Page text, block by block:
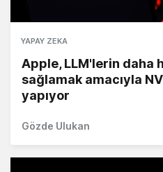
YAPAY ZEKA
Apple, LLM'lerin daha
sağlamak amacıyla
yapıyor
Gözde Ulukan